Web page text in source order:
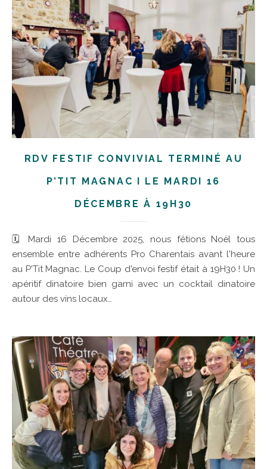
RDV FESTIF CONVIVIAL TERMINÉ AU
P’TIT MAGNAC I LE MARDI 16
DÉCEMBRE À 19H30
🗓 Mardi 16 Décembre 2025, nous fêtions Noël tous
ensemble entre adhérents Pro Charentais avant l'heure
au P'Tit Magnac. Le Coup d'envoi festif était à 19H30 ! Un
apéritif dinatoire bien garni avec un cocktail dinatoire
autour des vins locaux…